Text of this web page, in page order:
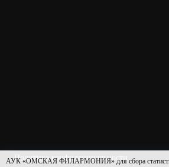
Политика конфиденциальности
АУК «ОМСКАЯ ФИЛАРМОНИЯ» для сбора статистики